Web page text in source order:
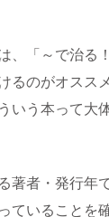
、「～で治る
のがオスス
いう本って大
著者・発行年
ていることを